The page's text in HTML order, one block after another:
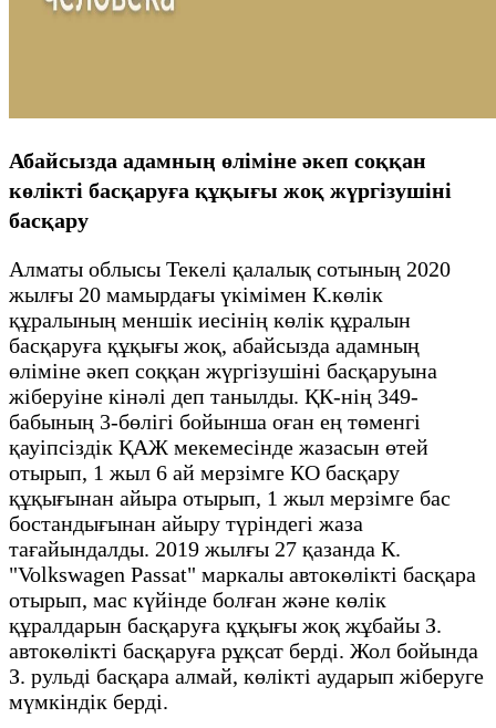
Абайсызда адамның өліміне әкеп соққан
көлікті басқаруға құқығы жоқ жүргізушіні
басқару
Алматы облысы Текелі қалалық сотының 2020
жылғы 20 мамырдағы үкімімен К.көлік
құралының меншік иесінің көлік құралын
басқаруға құқығы жоқ, абайсызда адамның
өліміне әкеп соққан жүргізушіні басқаруына
жіберуіне кінәлі деп танылды. ҚК-нің 349-
бабының 3-бөлігі бойынша оған ең төменгі
қауіпсіздік ҚАЖ мекемесінде жазасын өтей
отырып, 1 жыл 6 ай мерзімге КО басқару
құқығынан айыра отырып, 1 жыл мерзімге бас
бостандығынан айыру түріндегі жаза
тағайындалды. 2019 жылғы 27 қазанда К.
"Volkswagen Passat" маркалы автокөлікті басқара
отырып, мас күйінде болған және көлік
құралдарын басқаруға құқығы жоқ жұбайы З.
автокөлікті басқаруға рұқсат берді. Жол бойында
З. рульді басқара алмай, көлікті аударып жіберуге
мүмкіндік берді.